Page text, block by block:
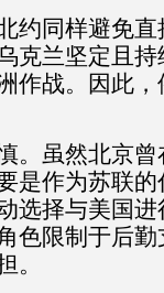
约同样避免
克兰坚定且
作战。因此
。虽然北京
是作为苏联
选择与美国
色限制于后
。